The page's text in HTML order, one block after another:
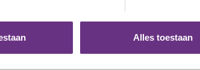
van onze site met onze partners voor
combineren met andere informatie die u
Alles toestaan